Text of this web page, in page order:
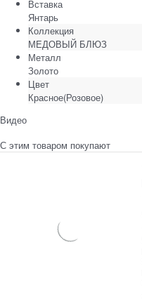
Вставка
Янтарь
Коллекция
МЕДОВЫЙ БЛЮЗ
Металл
Золото
Цвет
Красное(Розовое)
Видео
С этим товаром покупают